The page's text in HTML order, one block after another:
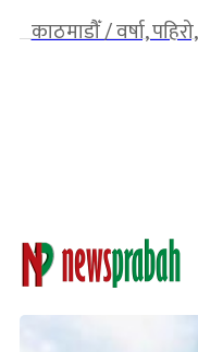
काठमाडौँ / वर्षा,